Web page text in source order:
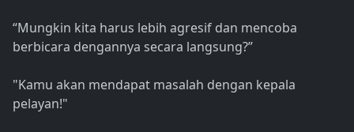
“Mungkin kita harus lebih agresif dan mencoba
berbicara dengannya secara langsung?”
"Kamu akan mendapat masalah dengan kepala
pelayan!"